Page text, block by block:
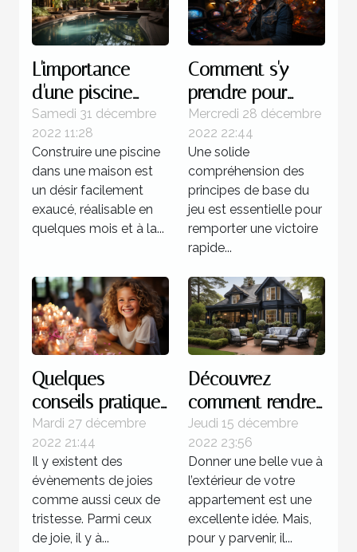
L'importance
d'une piscine
dans une maison
Samedi 31 décembre
2022 11:28
Construire une piscine
dans une maison est
un désir facilement
exaucé, réalisable en
quelques mois et à la...
Comment s'y
prendre pour
gagner d'une
manière certaine
au multi ?
Mercredi 28 décembre
2022 22:44
Une solide
compréhension des
principes de base du
jeu est essentielle pour
remporter une victoire
rapide...
Quelques
conseils pratiques
pour réussir
l'organisation d'un
anniversaire
Mardi 27 décembre
2022 21:44
Il y existent des
évènements de joies
comme aussi ceux de
tristesse. Parmi ceux
de joie, il y à...
Découvrez
comment rendre
magnifique
l’extérieur de
votre maison
Jeudi 15 décembre
2022 23:56
Donner une belle vue à
l’extérieur de votre
appartement est une
excellente idée. Mais,
pour y parvenir, il...